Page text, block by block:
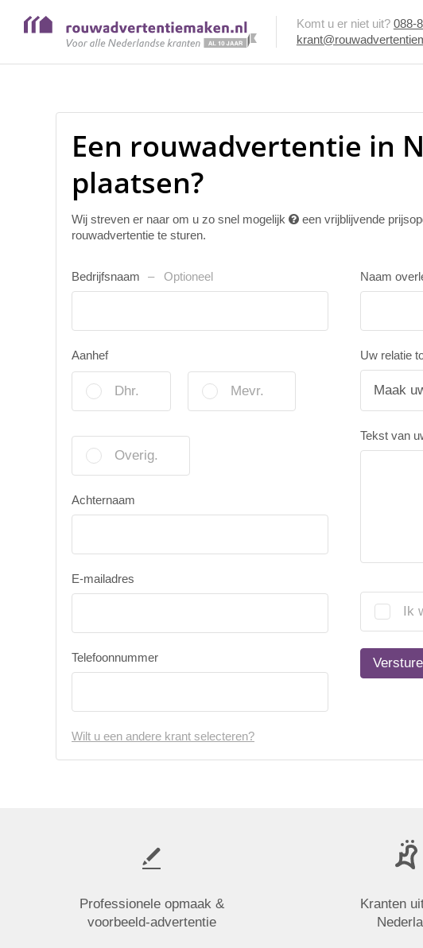
Komt u er niet uit? 088-
Een rouwadvertentie in
plaatsen?
Wij streven er naar om u zo snel mogelijk
een vrijblijvende
rouwadvertentie te sturen.
Bedrijfsnaam Optioneel
Aanhef
Dhr. Mevr.
Overig.
Achternaam
E-mailadres
Telefoonnummer
Naam
Uw relatie
Tekst van
Ik
Wilt u een andere krant selecteren?
Professionele opmaak &
voorbeeld-advertentie
Kranten